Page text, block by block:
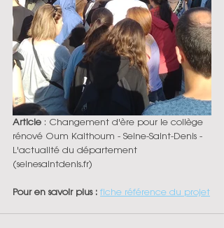
Article : Changement d'ère pour le collège
rénové Oum Kalthoum - Seine-Saint-Denis -
L'actualité du département
(seinesaintdenis.fr)
Pour en savoir plus : fiche référence du projet